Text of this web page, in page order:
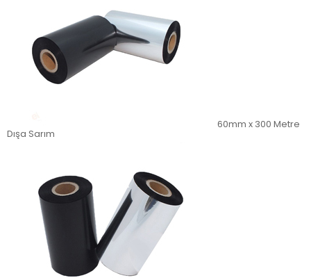
60mm x 300 Metre
Dışa Sarım